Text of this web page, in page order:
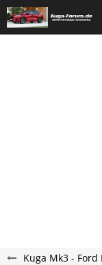
Kuga Mk3 - Ford